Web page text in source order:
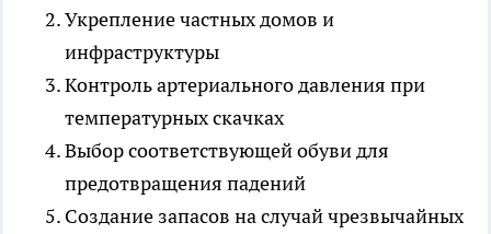
Укрепление частных домов и
инфраструктуры
Контроль артериального давления при
температурных скачках
Выбор соответствующей обуви для
предотвращения падений
Создание запасов на случай чрезвычайных